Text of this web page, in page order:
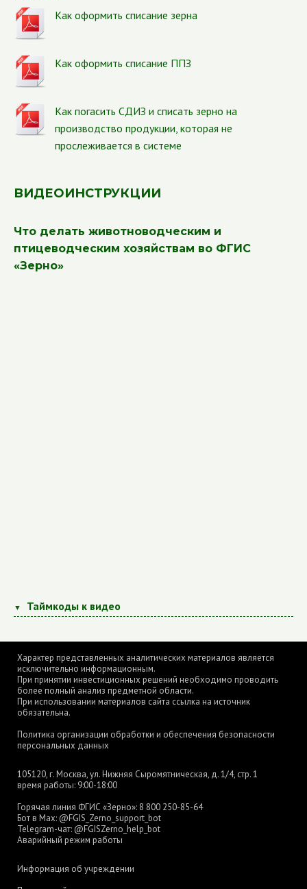
Как оформить списание зерна
Как оформить списание ППЗ
Как погасить СДИЗ и списать зерно на
производство продукции, которая не
прослеживается в системе
ВИДЕОИНСТРУКЦИИ
Что делать животноводческим и
птицеводческим хозяйствам во ФГИС
«Зерно»
Таймкоды к видео
Характер представленных аналитических материалов является
исключительно информационным.
При принятии инвестиционных решений необходимо проводить
более полный анализ предметной области.
При использовании материалов сайта ссылка на источник
обязательна.
Политика организации обработки и обеспечения безопасности
персональных данных
105120, г. Москва, ул. Нижняя Сыромятническая, д. 1/4, стр. 1
время работы: 9:00-18:00
Горячая линия ФГИС «Зерно»: 8 800 250-85-64
Бот в Max: @FGIS_Zerno_support_bot
Telegram-чат: @FGISZerno_help_bot
Аварийный режим работы
Информация об учреждении